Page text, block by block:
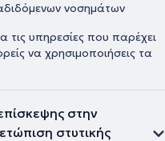
νοσημάτων
τις υπηρεσίες που παρέχει
να χρησιμοποιήσεις τα
στην
στυτικής